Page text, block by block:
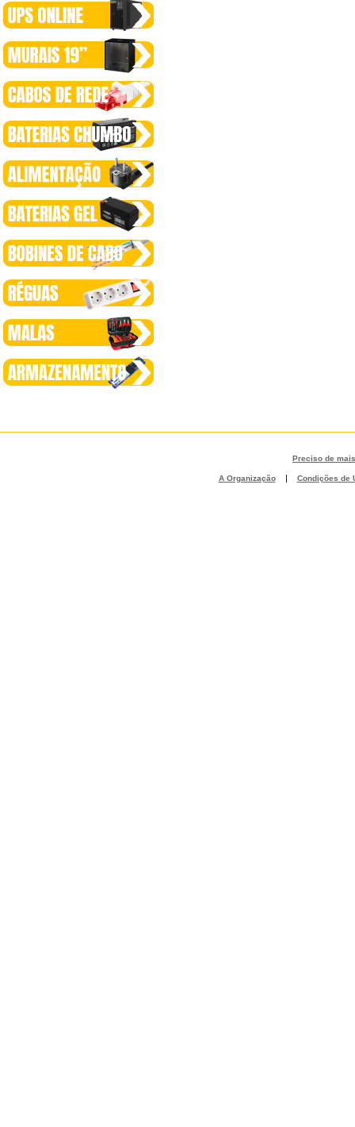
Preciso de
A Organização | Condições de